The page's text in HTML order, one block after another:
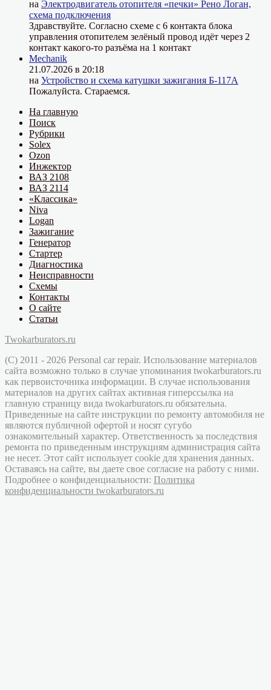
на Электродвигатель отопителя «печки» Рено Логан,
схема подключения
Здравствуйте. Согласно схеме с 6 контакта блока
управления отопителем зелёный провод идёт через 2
контакт какого-то разъёма на 1 контакт
Mechanik
21.07.2026 в 20:18
на Устройство и схема катушки зажигания Б-117А
Пожалуйста. Стараемся.
На главную
Поиск
Рубрики
Solex
Ozon
Инжектор
ВАЗ 2108
ВАЗ 2114
«Классика»
Niva
Logan
Зажигание
Генератор
Стартер
Диагностика
Неисправности
Схемы
Контакты
О сайте
Статьи
Twokarburators.ru
(C) 2011 - 2026 Personal car repair. Использование материалов
сайта возможно только в случае упоминания twokarburators.ru
как первоисточника информации. В случае использования
материалов на других сайтах активная гиперссылка на
главную страницу вида twokarburators.ru обязательна.
Приведенные на сайте инструкции по ремонту автомобиля не
являются публичной офертой и носят сугубо
ознакомительный характер. Ответственность за последствия
ремонта по приведенным инструкциям администрация сайта
не несет. Этот сайт использует cookie для хранения данных.
Оставаясь на сайте, вы даете свое согласие на работу с ними.
Подробнее о конфиденциальности: Политика
конфиденциальности twokarburators.ru